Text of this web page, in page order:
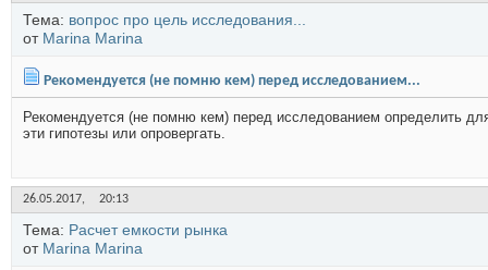
Тема: вопрос про цель исследования...
от Marina Marina
Рекомендуется (не помню кем) перед исследованием...
Рекомендуется (не помню кем) перед исследованием определить
эти гипотезы или опровергать.
26.05.2017, 20:13
Тема: Расчет емкости рынка
от Marina Marina